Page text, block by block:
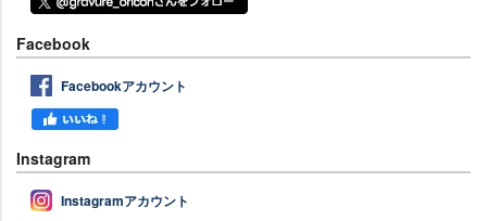
Facebook
Facebookアカウント
Instagram
Instagramアカウント